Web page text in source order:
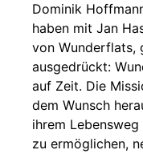
Dominik
haben mit Jan
von Wunderflats,
ausgedrückt:
auf Zeit. Die
dem Wunsch
ihrem
zu ermöglichen,